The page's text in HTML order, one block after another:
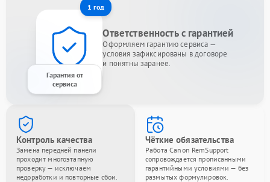
1 год
Гарантия от
сервиса
Ответственность с гарантией
Оформляем гарантию сервиса —
условия зафиксированы в договоре
и понятны заранее.
Контроль качества
Замена передней панели
проходит многоэтапную
проверку — исключаем
недоработки и повторные сбои.
Чёткие обязательства
Работа Canon RemSupport
сопровождается прописанными
гарантийными условиями — без
размытых формулировок.